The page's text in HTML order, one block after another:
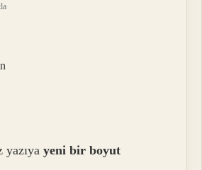
yazıyayeni bir boyut